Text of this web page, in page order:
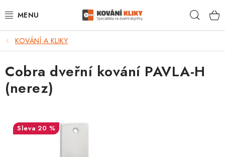
na
VÝPRODEJ - TOP AKCE
BLOG
UŽITEČNÉ RADY
VRÁCENÍ ZBOŽÍ
KOVÁNÍ A KLIKY
Cobra dveřní kování PAVLA-H
(nerez)
20 %